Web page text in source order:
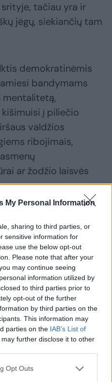
My Personal Information
sharing to third parties, or
sensitive information for
use the below opt-out
Please note that after your
may continue seeing
information utilized by
to third parties prior to
opt-out of the further
by third parties on the
This information may
parties on the IAB’s List of
may further disclose it to other
Opt Outs
tačiau yra ir
jėgų, siekiančių tam
demokratinėmis
bandymams
mentalitetą,
į piliečio
valdžios
ribojimais,
ar žodžio laisvės
kasdienėmis